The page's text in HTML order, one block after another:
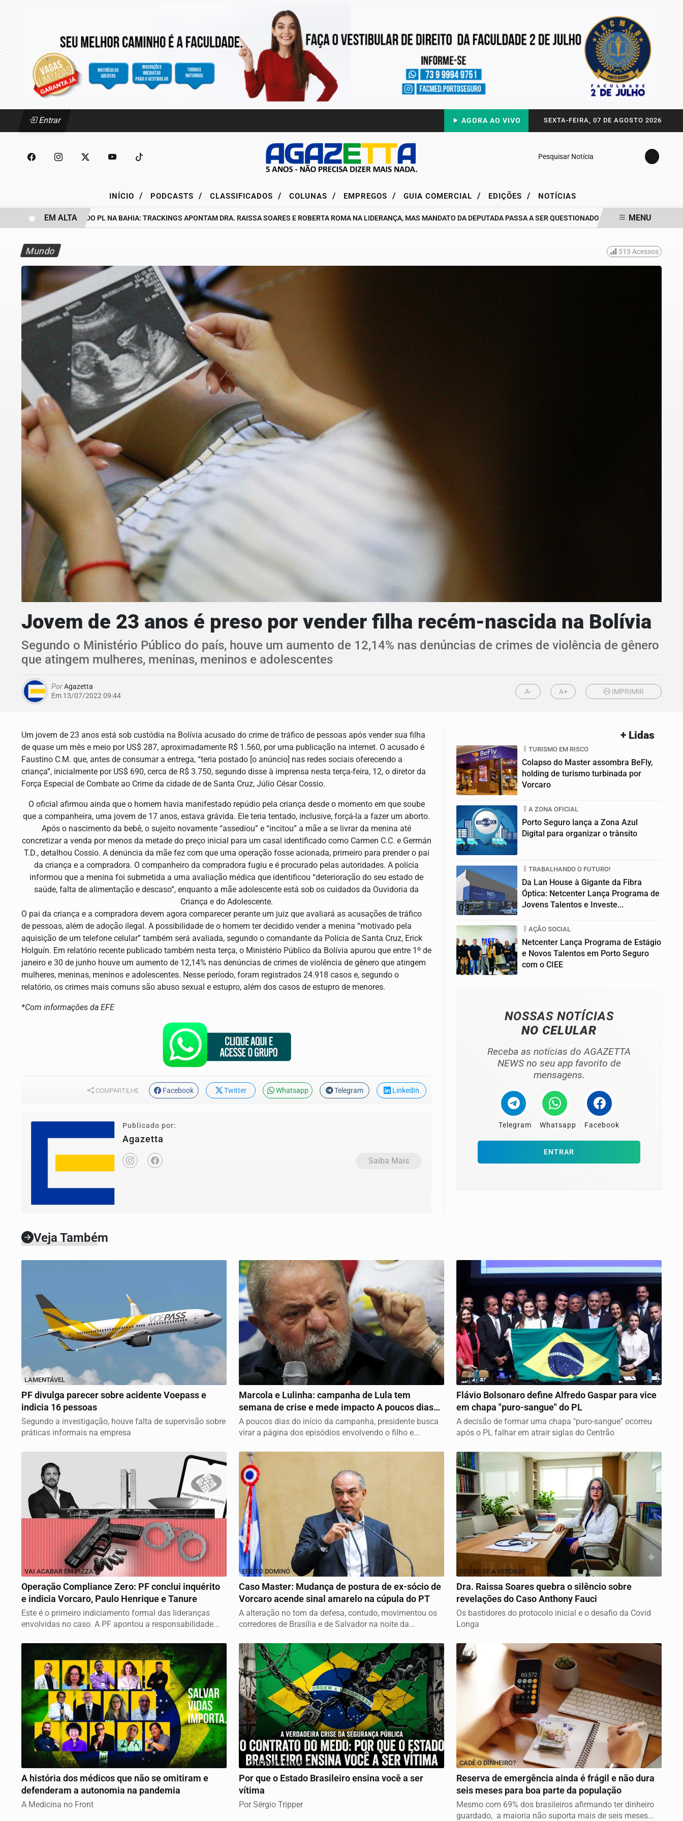
Entrar SEXTA-FEIRA, 07 DE AGOSTO 2026
AGORA AO VIVO
Pesquisar Notícia
INÍCIO / PODCASTS / CLASSIFICADOS / COLUNAS / EMPREGOS / GUIA COMERCIAL / EDIÇÕES / NOTÍCIAS
BASTIDORES DO PL NA BAHIA: TRACKINGS APONTAM DRA. RAISSA SOARES E ROBERTA ROMA NA LIDERANÇA, MAS MANDATO DA DEPUTADA PASSA A SER QUESTIONADO DRA. RAISSA SOARES
EM ALTA MENU
Mundo 513 Acessos
Jovem de 23 anos é preso por vender filha recém-nascida na Bolívia
Segundo o Ministério Público do país, houve um aumento de 12,14% nas denúncias de crimes de violência de gênero
que atingem mulheres, meninas, meninos e adolescentes
PorAgazetta
Em 13/07/2022 09:44
A- A+ IMPRIMIR
Um jovem de 23 anos está sob custódia na Bolívia acusado do crime de tráfico de pessoas após vender sua filha
de quase um mês e meio por US$ 287, aproximadamente R$ 1.560, por uma publicação na internet. O acusado é
Faustino C.M. que, antes de consumar a entrega, “teria postado [o anúncio] nas redes sociais oferecendo a
criança”, inicialmente por US$ 690, cerca de R$ 3.750, segundo disse à imprensa nesta terça-feira, 12, o diretor da
Força Especial de Combate ao Crime da cidade de de Santa Cruz, Júlio César Cossio.
O oficial afirmou ainda que o homem havia manifestado repúdio pela criança desde o momento em que soube
que a companheira, uma jovem de 17 anos, estava grávida. Ele teria tentado, inclusive, forçá-la a fazer um aborto.
Após o nascimento da bebê, o sujeito novamente “assediou” e “incitou” a mãe a se livrar da menina até
concretizar a venda por menos da metade do preço inicial para um casal identificado como Carmen C.C. e Germán
T.D., detalhou Cossio. A denúncia da mãe fez com que uma operação fosse acionada, primeiro para prender o pai
da criança e a compradora. O companheiro da compradora fugiu e é procurado pelas autoridades. A polícia
informou que a menina foi submetida a uma avaliação médica que identificou “deterioração do seu estado de
saúde, falta de alimentação e descaso”, enquanto a mãe adolescente está sob os cuidados da Ouvidoria da
Criança e do Adolescente.
O pai da criança e a compradora devem agora comparecer perante um juiz que avaliará as acusações de tráfico
de pessoas, além de adoção ilegal. A possibilidade de o homem ter decidido vender a menina “motivado pela
aquisição de um telefone celular” também será avaliada, segundo o comandante da Polícia de Santa Cruz, Erick
Holguín. Em relatório recente publicado também nesta terça, o Ministério Público da Bolívia apurou que entre 1º de
janeiro e 30 de junho houve um aumento de 12,14% nas denúncias de crimes de violência de gênero que atingem
mulheres, meninas, meninos e adolescentes. Nesse período, foram registrados 24.918 casos e, segundo o
relatório, os crimes mais comuns são abuso sexual e estupro, além dos casos de estupro de menores.
*Com informações da EFE
COMPARTILHE Facebook Twitter Whatsapp Telegram LinkedIn
Publicado por:
Agazetta
Saiba Mais
+ Lidas
01
TURISMO EM RISCO
Colapso do Master assombra BeFly,
holding de turismo turbinada por
Vorcaro
02
A ZONA OFICIAL
Porto Seguro lança a Zona Azul
Digital para organizar o trânsito
03
TRABALHANDO O FUTURO!
Da Lan House à Gigante da Fibra
Óptica: Netcenter Lança Programa de
Jovens Talentos e Investe...
04
AÇÃO SOCIAL
Netcenter Lança Programa de Estágio
e Novos Talentos em Porto Seguro
com o CIEE
NOSSAS NOTÍCIAS
NO CELULAR
Receba as notícias do AGAZETTA
NEWS no seu app favorito de
mensagens.
Telegram Whatsapp Facebook
ENTRAR
Veja Também
LAMENTÁVEL
PF divulga parecer sobre acidente Voepass e
indicia 16 pessoas
Segundo a investigação, houve falta de supervisão sobre
práticas informais na empresa
TUDO EM CASA
Marcola e Lulinha: campanha de Lula tem
semana de crise e mede impacto A poucos dias
do início...
A poucos dias do início da campanha, presidente busca
virar a página dos episódios envolvendo o filho e...
VICE DEFINIDO
Flávio Bolsonaro define Alfredo Gaspar para vice
em chapa "puro-sangue" do PL
A decisão de formar uma chapa "puro-sangue" ocorreu
após o PL falhar em atrair siglas do Centrão
VAI ACABAR EM PIZZA?
Operação Compliance Zero: PF conclui inquérito
e indicia Vorcaro, Paulo Henrique e Tanure
Este é o primeiro indiciamento formal das lideranças
envolvidas no caso. A PF apontou a responsabilidade...
EFEITO DOMINÓ
Caso Master: Mudança de postura de ex-sócio de
Vorcaro acende sinal amarelo na cúpula do PT
A alteração no tom da defesa, contudo, movimentou os
corredores de Brasília e de Salvador na noite da...
SOUBE-SE A VERDADE
Dra. Raissa Soares quebra o silêncio sobre
revelações do Caso Anthony Fauci
Os bastidores do protocolo inicial e o desafio da Covid
Longa
CONTRA O SISTEMA
A história dos médicos que não se omitiram e
defenderam a autonomia na pandemia
A Medicina no Front
O CONTRATO DO MEDO
Por que o Estado Brasileiro ensina você a ser
vítima
Por Sérgio Tripper
CADÊ O DINHEIRO?
Reserva de emergência ainda é frágil e não dura
seis meses para boa parte da população
Mesmo com 69% dos brasileiros afirmando ter dinheiro
guardado, a maioria não suporta mais de seis meses...